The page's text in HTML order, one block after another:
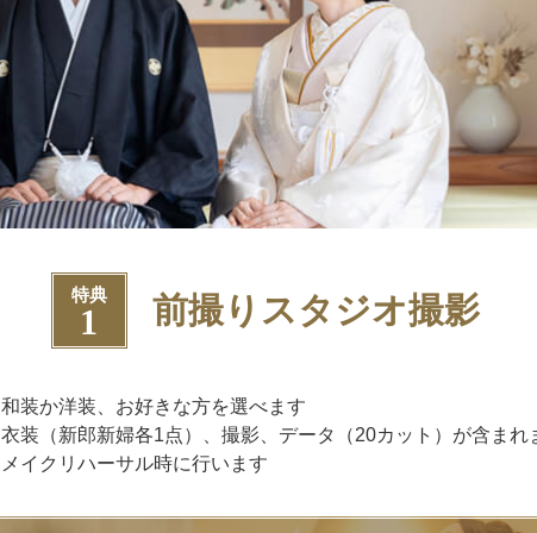
特典
1 前撮りスタジオ撮影
和装か洋装、お好きな方を選べます
衣装（新郎新婦各1点）、撮影、データ（20カット）が含まれ
メイクリハーサル時に行います